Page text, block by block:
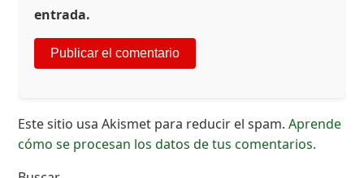
entrada.
Este sitio usa Akismet para reducir el spam.Aprende
cómo se procesan los datos de tus comentarios.